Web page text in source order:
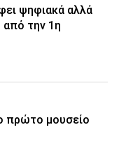
ψηφιακά αλλά
την 1η
πρώτο μουσείο